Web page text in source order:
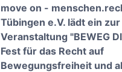
move on -
Tübingen e.V. lädt ein
Veranstaltung "BEWEG
Fest für das Recht auf
Bewegungsfreiheit und